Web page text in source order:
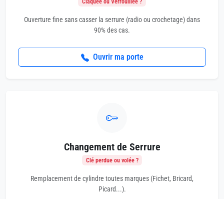
Claquée ou Verrouillée ?
Ouverture fine sans casser la serrure (radio ou crochetage) dans
90% des cas.
Ouvrir ma porte
Changement de Serrure
Clé perdue ou volée ?
Remplacement de cylindre toutes marques (Fichet, Bricard,
Picard...).